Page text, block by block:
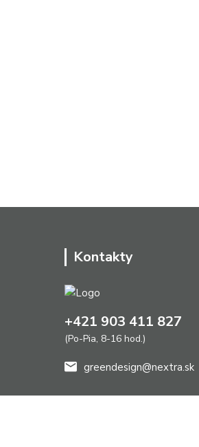
Kontakty
+421 903 411 827
(Po-Pia, 8-16 hod.)
greendesign@nextra.sk